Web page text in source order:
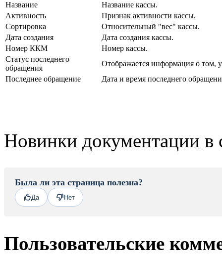
Название
Название кассы.
Активность
Признак активности кассы.
Сортировка
Относительный "вес" кассы.
Дата создания
Дата создания кассы.
Номер ККМ
Номер кассы.
Статус последнего
обращения
Отображается информация о том,
Последнее обращение
Дата и время последнего
Новинки документации в
Была ли эта страница полезна?
Да Нет
Пользовательские